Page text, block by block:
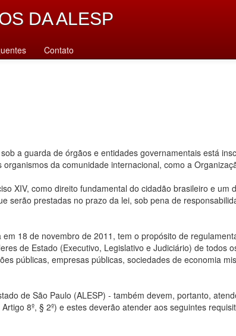
DA ALESP
Contato
a guarda de órgãos e entidades governamentais está
da comunidade internacional, como a
XIV, como direito fundamental do cidadão brasileiro e
serão prestadas no prazo da lei, sob pena de
em 18 de novembro de 2011, tem o propósito de
de Estado (Executivo, Legislativo e Judiciário) de todos
públicas, empresas públicas, sociedades de economia
de São Paulo (ALESP) - também devem, portanto,
8º, § 2º) e estes deverão atender aos seguintes